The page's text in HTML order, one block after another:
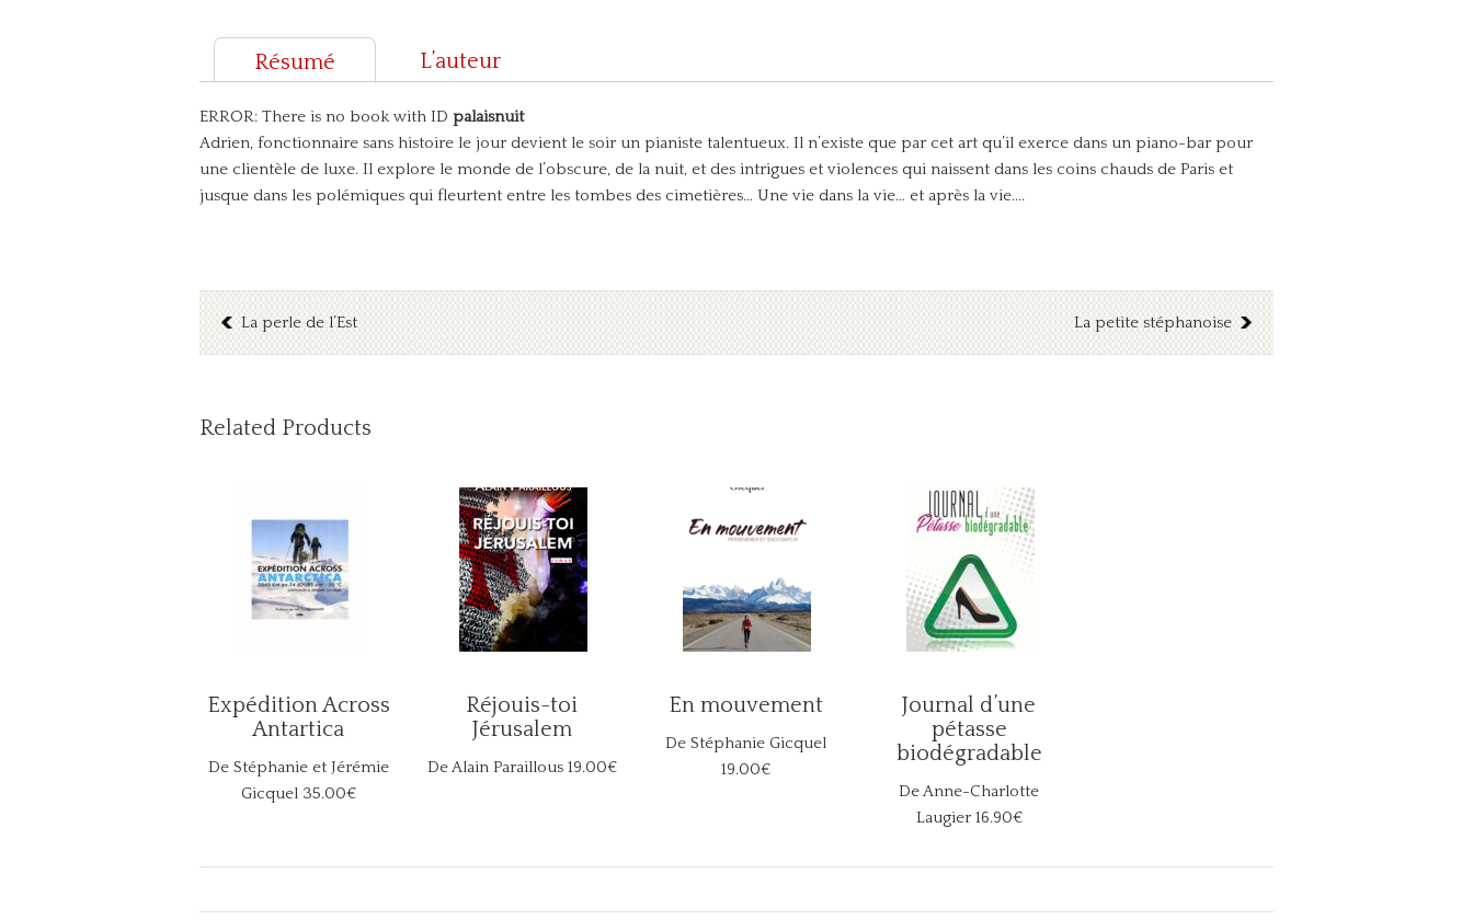
Résumé L’auteur
ERROR: There is no book with ID palaisnuit
Adrien, fonctionnaire sans histoire le jour devient le soir un pianiste talentueux. Il n’existe que par cet art qu’il exerce dans un piano-bar pour
une clientèle de luxe. Il explore le monde de l’obscure, de la nuit, et des intrigues et violences qui naissent dans les coins chauds de Paris et
jusque dans les polémiques qui fleurtent entre les tombes des cimetières… Une vie dans la vie… et après la vie….
La perle de l’Est La petite stéphanoise
Related Products
Expédition Across
Antartica
De Stéphanie et Jérémie
Gicquel 35.00€
Réjouis-toi
Jérusalem
De Alain Paraillous 19.00€
En mouvement
De Stéphanie Gicquel
19.00€
Journal d’une
pétasse
biodégradable
De Anne-Charlotte
Laugier 16.90€